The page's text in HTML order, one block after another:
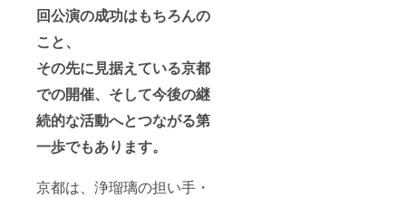
回公演の成功はもちろんの
こと、
その先に見据えている京都
での開催、そして今後の継
続的な活動へとつながる第
一歩でもあります。
京都は、浄瑠璃の担い手・